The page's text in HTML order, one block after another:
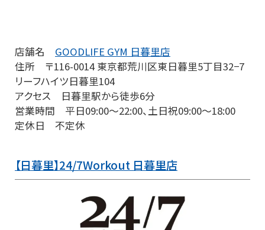
店舗名 GOODLIFE GYM 日暮里店
住所 〒116-0014 東京都荒川区東日暮里5丁目32−7
リーフハイツ日暮里104
アクセス 日暮里駅から徒歩6分
営業時間 平日09:00～22:00、土日祝09:00～18:00
定休日 不定休
【日暮里】24/7Workout 日暮里店